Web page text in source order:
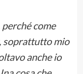
come
soprattutto mio
anche io